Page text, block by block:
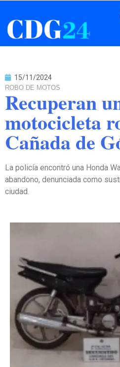
15/11/2024
ROBO DE MOTOS
Recuperan
motocicleta
Cañada de
La policía encontró una Honda
abandono, denunciada como
ciudad.